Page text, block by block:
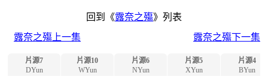
回到《露奈之殤》列表
露奈之殤上一集
露奈之殤下一集
片源7
DYun
片源10
WYun
片源6
NYun
片源5
XYun
片源4
BYun